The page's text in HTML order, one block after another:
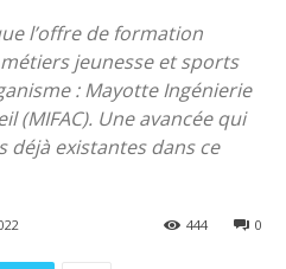
l’offre de formation
jeunesse et sports
: Mayotte Ingénierie
(MIFAC). Une avancée qui
déjà existantes dans ce
0
444